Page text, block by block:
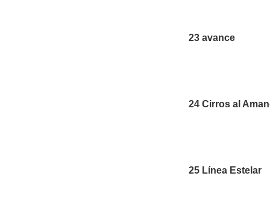
23 avance
24 Cirros al
25 Línea Estelar